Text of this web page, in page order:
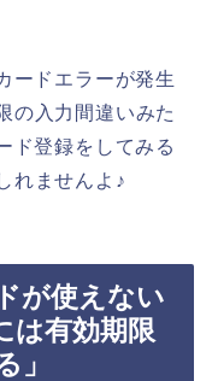
ードエラーが発生
の入力間違いみた
ド登録をしてみる
れませんよ♪
が使えない
は有効期限
」